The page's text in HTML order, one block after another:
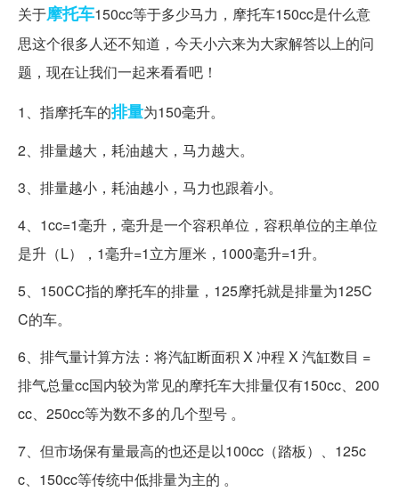
关于摩托车150cc等于多少马力，摩托车150cc是什么意
思这个很多人还不知道，今天小六来为大家解答以上的问
题，现在让我们一起来看看吧！
1、指摩托车的排量为150毫升。
2、排量越大，耗油越大，马力越大。
3、排量越小，耗油越小，马力也跟着小。
4、1cc=1毫升，毫升是一个容积单位，容积单位的主单位
是升（L），1毫升=1立方厘米，1000毫升=1升。
5、150CC指的摩托车的排量，125摩托就是排量为125C
C的车。
6、排气量计算方法：将汽缸断面积 X 冲程 X 汽缸数目 =
排气总量cc国内较为常见的摩托车大排量仅有150cc、200
cc、250cc等为数不多的几个型号 。
7、但市场保有量最高的也还是以100cc（踏板）、125c
c、150cc等传统中低排量为主的 。